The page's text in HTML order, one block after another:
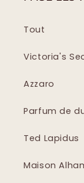
Tout
Victoria's
Azzaro
Parfum de
Ted Lapidus
Maison